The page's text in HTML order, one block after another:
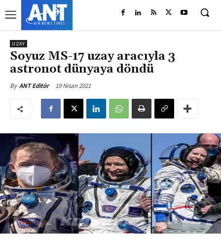
UZAY
Soyuz MS-17 uzay aracıyla 3
astronot dünyaya döndü
By ANT Editör 19 Nisan 2021